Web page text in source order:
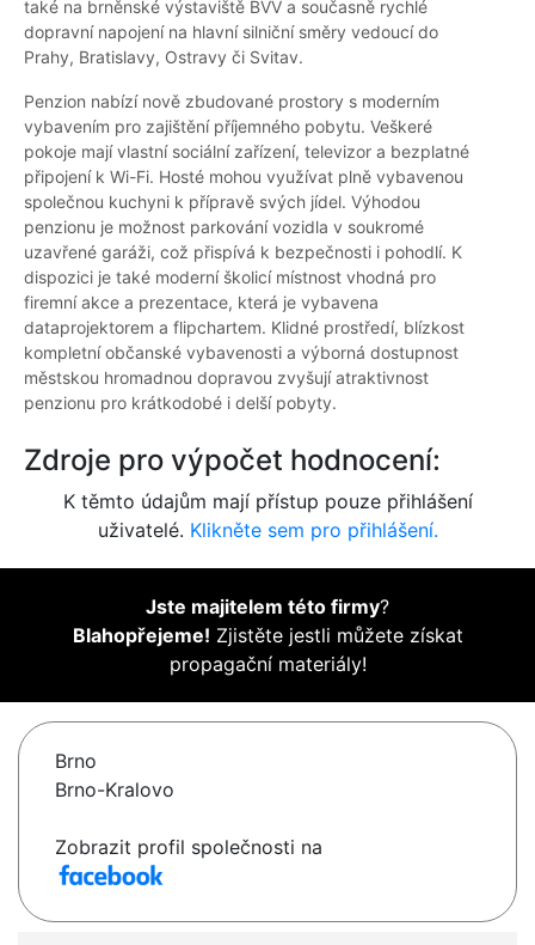
také na brněnské výstaviště BVV a současně rychlé
dopravní napojení na hlavní silniční směry vedoucí do
Prahy, Bratislavy, Ostravy či Svitav.
Penzion nabízí nově zbudované prostory s moderním
vybavením pro zajištění příjemného pobytu. Veškeré
pokoje mají vlastní sociální zařízení, televizor a bezplatné
připojení k Wi-Fi. Hosté mohou využívat plně vybavenou
společnou kuchyni k přípravě svých jídel. Výhodou
penzionu je možnost parkování vozidla v soukromé
uzavřené garáži, což přispívá k bezpečnosti i pohodlí. K
dispozici je také moderní školicí místnost vhodná pro
firemní akce a prezentace, která je vybavena
dataprojektorem a flipchartem. Klidné prostředí, blízkost
kompletní občanské vybavenosti a výborná dostupnost
městskou hromadnou dopravou zvyšují atraktivnost
penzionu pro krátkodobé i delší pobyty.
Zdroje pro výpočet hodnocení:
K těmto údajům mají přístup pouze přihlášení
uživatelé. Klikněte sem pro přihlášení.
Jste majitelem této firmy?
Blahopřejeme! Zjistěte jestli můžete získat
propagační materiály!
Brno
Brno-Kralovo
Zobrazit profil společnosti na